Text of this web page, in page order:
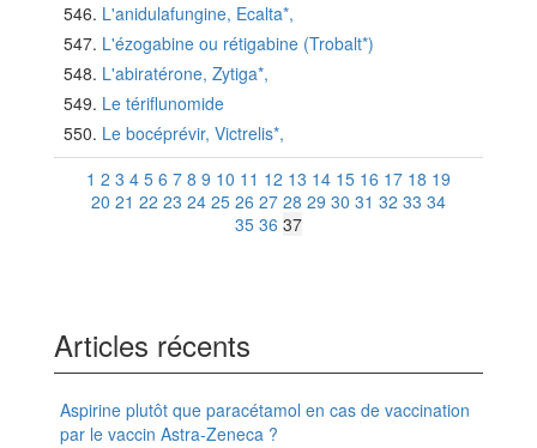
L'anidulafungine, Ecalta*,
L'ézogabine ou rétigabine (Trobalt*)
L'abiratérone, Zytiga*,
Le tériflunomide
Le bocéprévir, Victrelis*,
1 2 3 4 5 6 7 8 9 10 11 12 13 14 15 16 17 18 19
20 21 22 23 24 25 26 27 28 29 30 31 32 33 34
35 36 37
Articles récents
Aspirine plutôt que paracétamol en cas de vaccination
par le vaccin Astra-Zeneca ?